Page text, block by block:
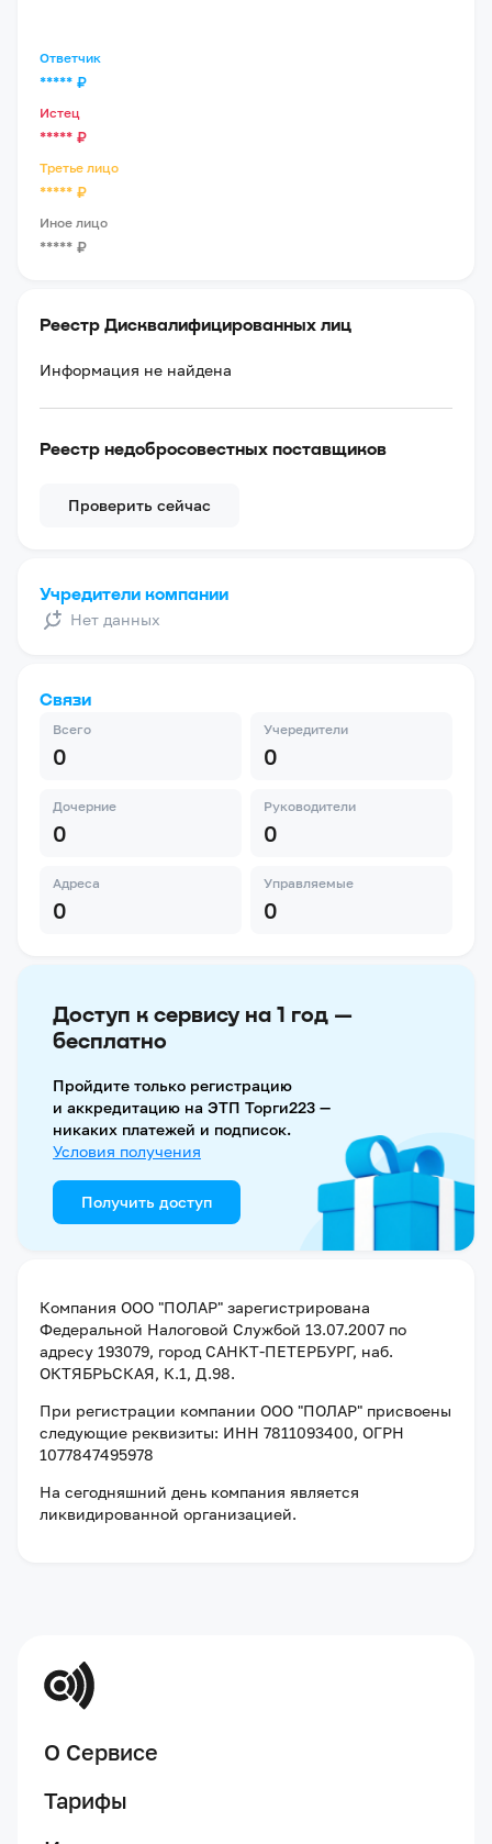
Ответчик
***** ₽
Истец
***** ₽
Третье лицо
***** ₽
Иное лицо
***** ₽
Реестр Дисквалифицированных лиц
Информация не найдена
Реестр недобросовестных поставщиков
Проверить сейчас
Учредители компании
Нет данных
Связи
Всего
0
Учередители
0
Дочерние
0
Руководители
0
Адреса
0
Управляемые
0
Доступ к сервису на 1 год —
бесплатно
Пройдите только регистрацию
и аккредитацию на ЭТП Торги223 —
никаких платежей и подписок.
Условия получения
Получить доступ
Компания ООО "ПОЛАР" зарегистрирована
Федеральной Налоговой Службой 13.07.2007 по
адресу 193079, город САНКТ-ПЕТЕРБУРГ, наб.
ОКТЯБРЬСКАЯ, К.1, Д.98.
При регистрации компании ООО "ПОЛАР" присвоены
следующие реквизиты: ИНН 7811093400, ОГРН
1077847495978
На сегодняшний день компания является
ликвидированной организацией.
О Сервисе
Тарифы